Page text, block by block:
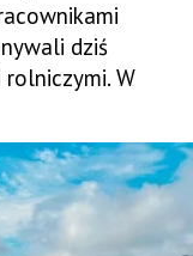
dziś
W